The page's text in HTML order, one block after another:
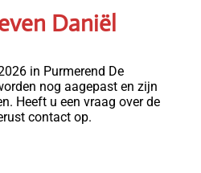
Daniël
in Purmerend De
nog aagepast en zijn
Heeft u een vraag over de
contact op.